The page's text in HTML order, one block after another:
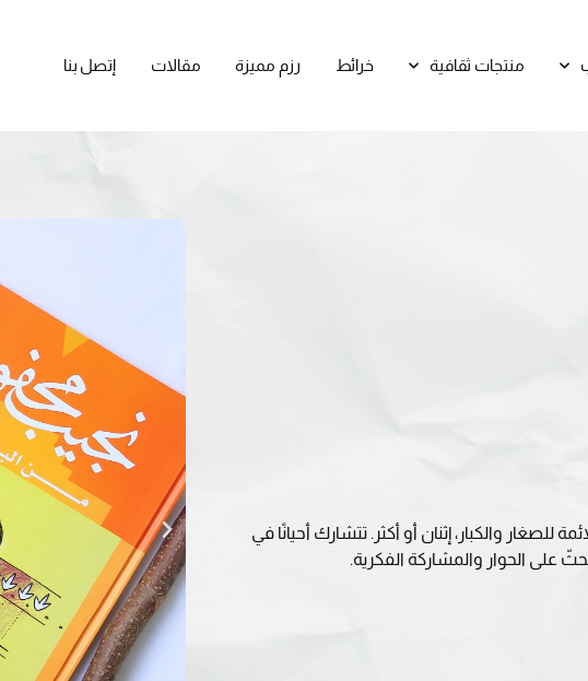
منتجات ثقافية خرائط رزم مميزة مقالات إتصل بنا
والكبار، إثنان أو أكثر. تتشارك أحيانًا في
على الحوار والمشاركة الفكرية.